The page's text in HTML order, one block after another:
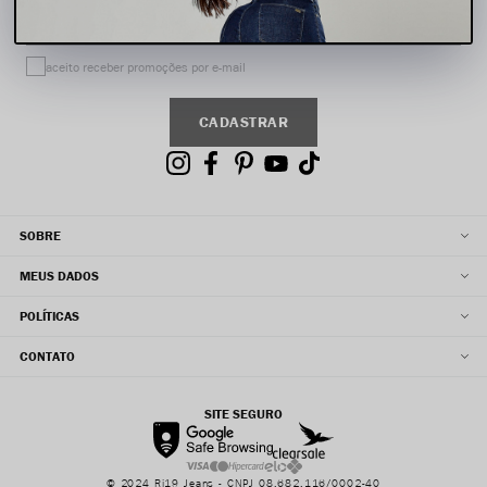
CADASTRAR
aceito receber promoções por e-mail
SOBRE
MEUS DADOS
POLÍTICAS
CONTATO
SITE SEGURO
© 2024 Ri19 Jeans - CNPJ 08.682.116/0002-40